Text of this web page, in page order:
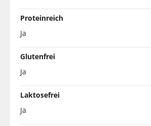
Proteinreich
Ja
Glutenfrei
Ja
Laktosefrei
Ja